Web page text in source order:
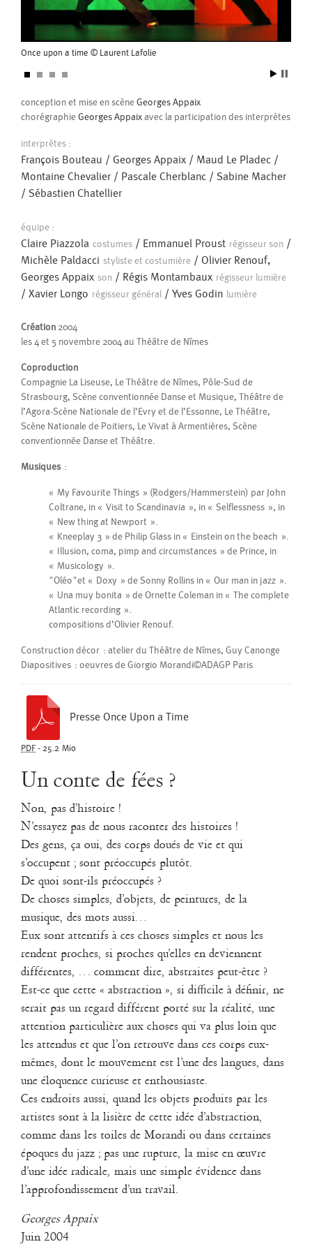
Muriel Corbel
Pascal Gobin
Pascale Cherblanc Pascale Luce
Pascale Paoli
Sabine Macher Sébastien Chatellier
Séverine Bauvais
Stéphane Imbert Sylvain Cassou
Once upon a time © Laurent Lafolie
conception et mise en scène Georges Appaix
chorégraphie Georges Appaix avec la participation des interprètes
interprètes :
François Bouteau / Georges Appaix / Maud Le Pladec /
Montaine Chevalier / Pascale Cherblanc / Sabine Macher
/ Sébastien Chatellier
équipe :
Claire Piazzola costumes / Emmanuel Proust régisseur son /
Michèle Paldacci styliste et costumière / Olivier Renouf,
Georges Appaix son / Régis Montambaux régisseur lumière
/ Xavier Longo régisseur général / Yves Godin lumière
Création 2004
les 4 et 5 novembre 2004 au Théâtre de Nîmes
Coproduction
Compagnie La Liseuse, Le Théâtre de Nîmes, Pôle-Sud de
Strasbourg, Scène conventionnée Danse et Musique, Théâtre de
l’Agora-Scène Nationale de l’Evry et de l’Essonne, Le Théâtre,
Scène Nationale de Poitiers, Le Vivat à Armentières, Scène
conventionnée Danse et Théâtre.
Musiques:
« My Favourite Things » (Rodgers/Hammerstein) par John
Coltrane, in « Visit to Scandinavia », in « Selflessness », in
« New thing at Newport ».
« Kneeplay 3 » de Philip Glass in « Einstein on the beach ».
« Illusion, coma, pimp and circumstances » de Prince, in
« Musicology ».
"Oléo"et « Doxy » de Sonny Rollins in « Our man in jazz ».
« Una muy bonita » de Ornette Coleman in « The complete
Atlantic recording ».
compositions d’Olivier Renouf.
Construction décor : atelier du Théâtre de Nîmes, Guy Canonge
Diapositives : oeuvres de Giorgio Morandi©ADAGP Paris
Presse Once Upon a Time
PDF - 25.2 Mio
Un conte de fées ?
Non, pas d’histoire !
N’essayez pas de nous raconter des histoires !
Des gens, ça oui, des corps doués de vie et qui
s’occupent ; sont préoccupés plutôt.
De quoi sont-ils préoccupés ?
De choses simples, d’objets, de peintures, de la
musique, des mots aussi…
Eux sont attentifs à ces choses simples et nous les
rendent proches, si proches qu’elles en deviennent
différentes, … comment dire, abstraites peut-être ?
Est-ce que cette « abstraction », si difficile à définir, ne
serait pas un regard différent porté sur la réalité, une
attention particulière aux choses qui va plus loin que
les attendus et que l’on retrouve dans ces corps eux-
mêmes, dont le mouvement est l’une des langues, dans
une éloquence curieuse et enthousiaste.
Ces endroits aussi, quand les objets produits par les
artistes sont à la lisière de cette idée d’abstraction,
comme dans les toiles de Morandi ou dans certaines
époques du jazz ; pas une rupture, la mise en œuvre
d’une idée radicale, mais une simple évidence dans
l’approfondissement d’un travail.
Georges Appaix
Juin 2004
Pentatonique MP4 -20.4 Mio
Cinq interprètes.
collaboré fréquemment à mes petites tentatives ; souvent aux
mêmes d’ailleurs.
Ils ont ce rendez-vous particulier pour quelque chose de légèrement
différent, une « performance », un moment scénique, une
occurrence….
Plus de légèreté dans l’élaboration du travail et sans doute une
Eux seuls, pas de décors, peu ou pas de lumières, peut-être même
pas de plateau. Du son : un lecteur de C.D. qu’eux-mêmes
probablement.
Quelques objets.
Ils sont dans l’espace, chacun comme s’il y était seul.
Ils s’interrompent, ou paraissent s’ignorer, formant alors des duos
ou trios inopinés.
Ils sont simplement, si l’on peut dire, dans cette ambiguïté, cet
comporte, s’exprime différemment et demeure pourtant
reconnaissable, familier.
Ils sont sur scène !
Proches et pourtant si différents !
Pour tenter une formule, ils mentent la vérité !
Ou bien, ils sont plus vrais que nature !
Georges Appaix
Avril 2005
mise en scène de Music Hall
de Jean-Luc Lagarce pour la Compagnie Théâtre Provisoire au
Théâtre de la Minoterie à Marseille
Le temps n’attend pas
documentaire sur la compagnie La Liseuse et Georges Appaix –
réalisation Eric Legay / production Château Rouge Production -
Sire Ennemi Dinette
François Bouteau /Gill Viandier /Jean-Paul Bourel
Cornu
Création pour l’espace public dans le cadre des commandes de Lieux
Publics : Sirènes et midi net
Dodeca ... ou presque
Création pour les danseurs du groupe Coline (session 2008-2010)
Marion Alzieu, Quentin Baguet, Doria Belanger, Laurent Cebe, Aïcha
El Fishawy, Guillaume Guilherme, Lauriane Madelaine, Alice Masson,
Cybille Soulier, Chiara Taviani, Lisa Vilret
Musiques : J.S. Bach (interprétation Glenn Gould), The Rolling
Stones, Bob Dylan, Lou Reed